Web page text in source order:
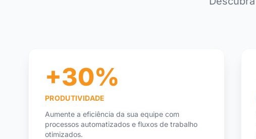
+30%
PRODUTIVIDADE
Aumente a eficiência da sua equipe com
processos automatizados e fluxos de trabalho
otimizados.